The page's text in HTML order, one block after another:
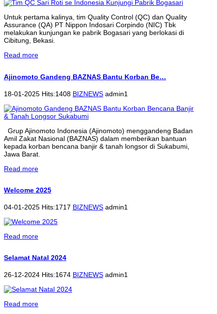
Untuk pertama kalinya, tim Quality Control (QC) dan Quality
Assurance (QA) PT Nippon Indosari Corpindo (NIC) Tbk
melakukan kunjungan ke pabrik Bogasari yang berlokasi di
Cibitung, Bekasi.
Read more
Ajinomoto Gandeng BAZNAS Bantu Korban Be…
18-01-2025 Hits:1408 BIZNEWS admin1
Grup Ajinomoto Indonesia (Ajinomoto) menggandeng Badan
Amil Zakat Nasional (BAZNAS) dalam memberikan bantuan
kepada korban bencana banjir & tanah longsor di Sukabumi,
Jawa Barat.
Read more
Welcome 2025
04-01-2025 Hits:1717 BIZNEWS admin1
Read more
Selamat Natal 2024
26-12-2024 Hits:1674 BIZNEWS admin1
Read more